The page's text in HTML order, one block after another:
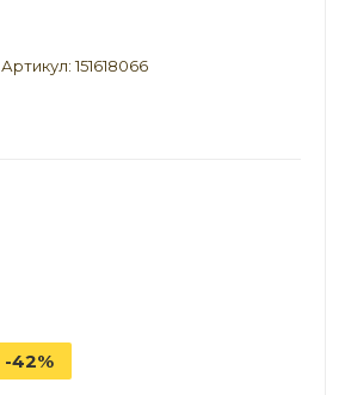
Артикул: 151618066
-42%